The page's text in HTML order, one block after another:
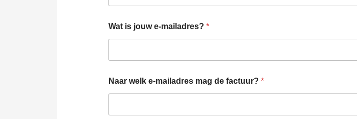
Wat is jouw e-mailadres?*
Naar welk e-mailadres mag de factuur?*